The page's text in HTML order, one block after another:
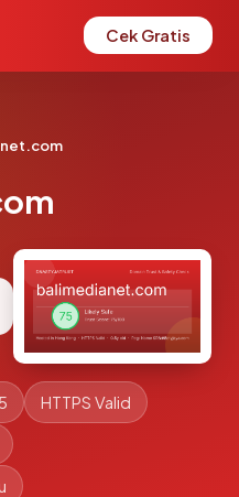
Cek Gratis
HTTPS Valid